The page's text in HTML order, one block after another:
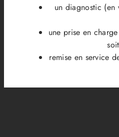
un diagnostic
une prise en
remise en service